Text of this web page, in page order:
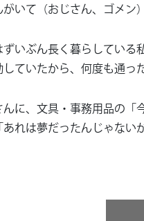
いて（おじさん、ゴメン
いぶん長く暮らしている
ていたから、何度も通っ
に、文具・事務用品の「
あれは夢だったんじゃない